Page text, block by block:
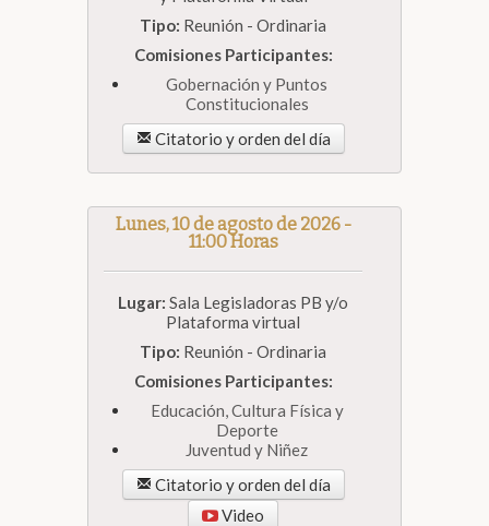
Tipo: Reunión - Ordinaria
Comisiones Participantes:
Gobernación y Puntos
Constitucionales
Citatorio y orden del día
Lunes, 10 de agosto de 2026 -
11:00 Horas
Lugar: Sala Legisladoras PB y/o
Plataforma virtual
Tipo: Reunión - Ordinaria
Comisiones Participantes:
Educación, Cultura Física y
Deporte
Juventud y Niñez
Citatorio y orden del día
Video